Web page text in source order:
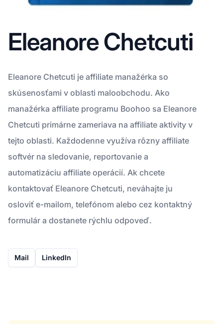
Eleanore Chetcuti
Eleanore Chetcuti je affiliate manažérka so
skúsenosťami v oblasti maloobchodu. Ako
manažérka affiliate programu Boohoo sa Eleanore
Chetcuti primárne zameriava na affiliate aktivity v
tejto oblasti. Každodenne využíva rôzny affiliate
softvér na sledovanie, reportovanie a
automatizáciu affiliate operácií. Ak chcete
kontaktovať Eleanore Chetcuti, neváhajte ju
osloviť e-mailom, telefónom alebo cez kontaktný
formulár a dostanete rýchlu odpoveď.
Mail LinkedIn